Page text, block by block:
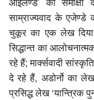
साम्राज्यवाद के
चुकूर का एक लेख दिया
सिद्धान्त का
रहे हैं; मार्क्सवादी
दे रहे हैं, अडोर्नो का
प्रसिद्ध लेख ‘यान्त्रिक